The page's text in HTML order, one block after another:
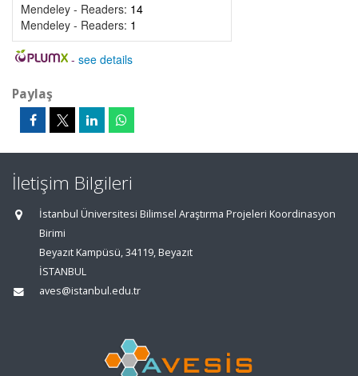
Mendeley - Readers: 14
Mendeley - Readers: 1
- see details
Paylaş
İletişim Bilgileri
İstanbul Üniversitesi Bilimsel Araştırma Projeleri Koordinasyon
Birimi
Beyazıt Kampüsü, 34119, Beyazıt
İSTANBUL
aves@istanbul.edu.tr